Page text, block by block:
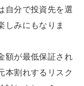
自分で投資先を選
しみにもなりま
額が最低保証され
本割れするリスク